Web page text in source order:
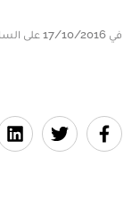
في 17/10/2016 على الساعة 16:48